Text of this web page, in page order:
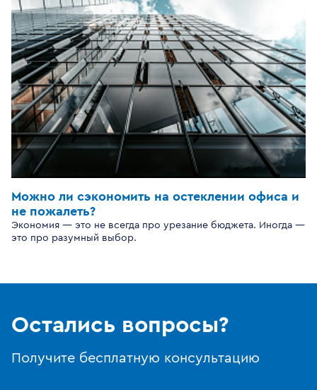
Можно ли сэкономить на остеклении офиса и
не пожалеть?
Экономия — это не всегда про урезание бюджета. Иногда —
это про разумный выбор.
Остались вопросы?
Получите бесплатную консультацию